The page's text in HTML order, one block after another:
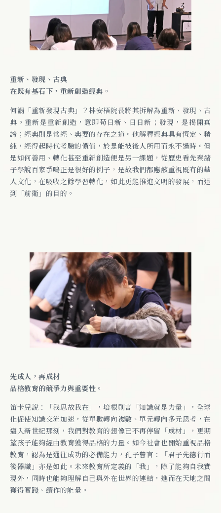
重新、發現、古典
在既有基石下，重新創造經典。
何謂「重新發現古典」？林安梧院長將其拆解為重新、發現、古
典。重新是重新創造，意即苟日新、日日新；發現，是揭開真
諦；經典則是常經、典要的存在之道。他解釋經典具有恆定、精
純，經得起時代考驗的價值，於是能被後人所用而永不過時。但
是如何善用、轉化甚至重新創造便是另一課題，從歷史看先秦諸
子學說百家爭鳴正是很好的例子，是故我們都應該重視既有的華
人文化，在吸收之餘學習轉化，如此更能推進文明的發展，而達
到「前衛」的目的。
先成人，再成材
品格教育的競爭力與重要性。
笛卡兒說：「我思故我在」，培根則言「知識就是力量」，全球
化促使知識交流加速，從單數轉向複數、單元轉向多元思考，在
邁入新世紀那刻，我們對教育的想像已不再停留「成材」，更期
望孩子能夠經由教育獲得品格的力量。如今社會也開始重視品格
教育，認為是通往成功的必備能力，孔子曾言：「君子先德行而
後器識」亦是如此。未來教育所定義的「我」，除了能夠自我實
現外，同時也能夠理解自己與外在世界的連結，進而在天地之間
獲得實踐、續作的能量。